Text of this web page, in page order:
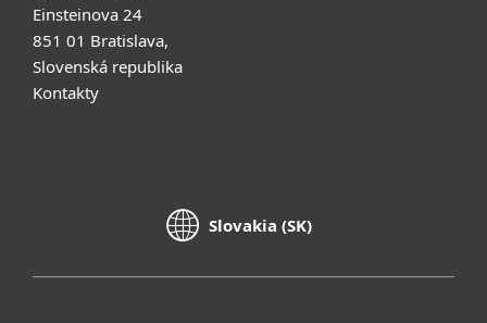
Einsteinova 24
851 01 Bratislava,
Slovenská republika
Kontakty
Slovakia (SK)